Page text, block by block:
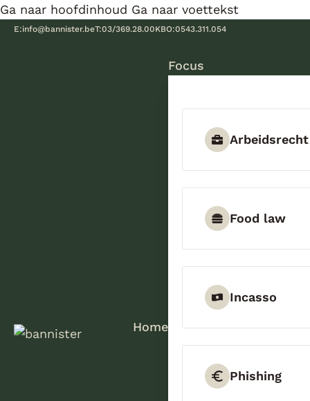
Ga naar hoofdinhoud Ga naar voettekst
E:info@bannister.beT:03/369.28.00KBO:0543.311.054
Home
Focus
Arbeidsrecht
Food law
Incasso
Phishing